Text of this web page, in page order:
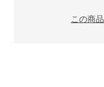
この商